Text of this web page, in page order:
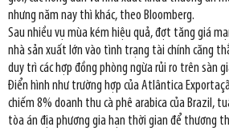
nhưng năm nay thì khác, theo Bloomberg.
Sau nhiều vụ mùa kém hiệu quả, đợt tăng giá
nhà sản xuất lớn vào tình trạng tài chính căng
duy trì các hợp đồng phòng ngừa rủi ro trên sàn
Điển hình như trường hợp của Atlântica
chiếm 8% doanh thu cà phê arabica của Brazil,
tòa án địa phương gia hạn thời gian để thương